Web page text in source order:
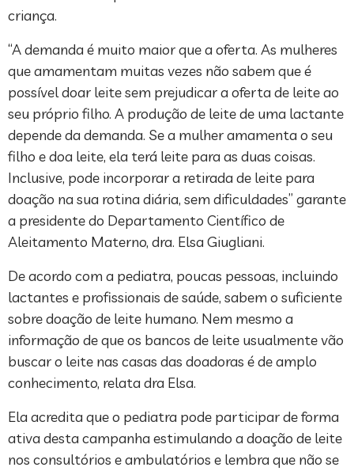
criança.
“A demanda é muito maior que a oferta. As mulheres
que amamentam muitas vezes não sabem que é
possível doar leite sem prejudicar a oferta de leite ao
seu próprio filho. A produção de leite de uma lactante
depende da demanda. Se a mulher amamenta o seu
filho e doa leite, ela terá leite para as duas coisas.
Inclusive, pode incorporar a retirada de leite para
doação na sua rotina diária, sem dificuldades” garante
a presidente do Departamento Científico de
Aleitamento Materno, dra. Elsa Giugliani.
De acordo com a pediatra, poucas pessoas, incluindo
lactantes e profissionais de saúde, sabem o suficiente
sobre doação de leite humano. Nem mesmo a
informação de que os bancos de leite usualmente vão
buscar o leite nas casas das doadoras é de amplo
conhecimento, relata dra Elsa.
Ela acredita que o pediatra pode participar de forma
ativa desta campanha estimulando a doação de leite
nos consultórios e ambulatórios e lembra que não se